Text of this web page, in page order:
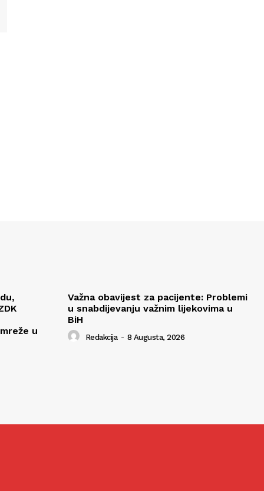
u
Važna obavijest za pacijente: Problemi
u snabdijevanju važnim lijekovima u
BiH
Redakcija - 8 Augusta, 2026